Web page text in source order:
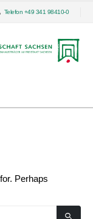
Telefon +49 341 98410-0
Perhaps